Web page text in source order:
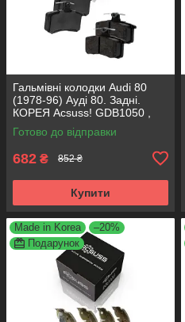
Гальмівні колодки Audi 80
(1978-96) Ауді 80. Задні.
КОРЕЯ Acsuss! GDB1050 ,
FDB222
Готово до відправки
682 ₴ 852 ₴
Купити
Made in Korea
–20%
Подарунок